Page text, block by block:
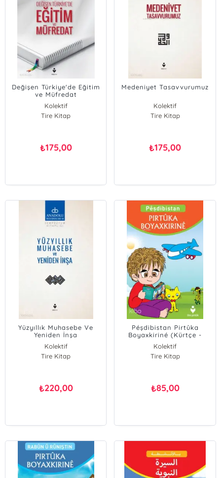
Değişen Türkiye'de Eğitim
ve Müfredat
Kolektif
Tire Kitap
₺175,00
Medeniyet Tasavvurumuz
Kolektif
Tire Kitap
₺175,00
Yüzyıllık Muhasebe Ve
Yeniden İnşa
Kolektif
Tire Kitap
₺220,00
Péşdibistan Pirtûka
Boyaxkiriné (Kürtçe -
Anaokulu Boyama Kitabı)
Kolektif
Tire Kitap
₺85,00